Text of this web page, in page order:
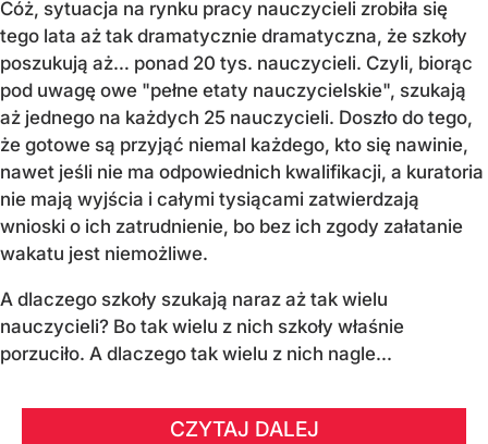
Cóż, sytuacja na rynku pracy nauczycieli zrobiła się
tego lata aż tak dramatycznie dramatyczna, że szkoły
poszukują aż… ponad 20 tys. nauczycieli. Czyli, biorąc
pod uwagę owe "pełne etaty nauczycielskie", szukają
aż jednego na każdych 25 nauczycieli. Doszło do tego,
że gotowe są przyjąć niemal każdego, kto się nawinie,
nawet jeśli nie ma odpowiednich kwalifikacji, a kuratoria
nie mają wyjścia i całymi tysiącami zatwierdzają
wnioski o ich zatrudnienie, bo bez ich zgody załatanie
wakatu jest niemożliwe.
A dlaczego szkoły szukają naraz aż tak wielu
nauczycieli? Bo tak wielu z nich szkoły właśnie
porzuciło. A dlaczego tak wielu z nich nagle...
CZYTAJ DALEJ